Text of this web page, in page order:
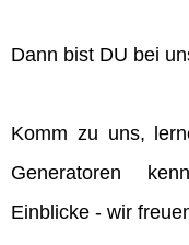
Dann bist DU bei
Komm zu uns,
Generatoren
Einblicke - wir